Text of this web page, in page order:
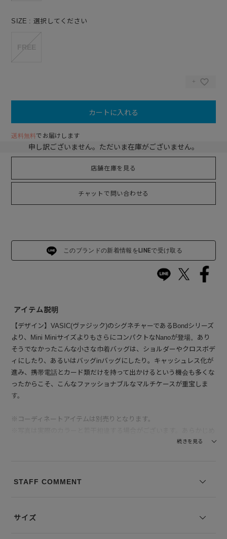
SIZE 選択してください
カートに入れる
送料無料でお届けします
申し訳ございません。ただいま在庫がございません。
店舗在庫を見る
チャットで問い合わせる
このブランドの新着情報をLINEで受け取る
アイテム説明
【デザイン】VASIC(ヴァジック)のシグネチャーであるBondシリーズ
より、Mini MiniサイズよりもさらにコンパクトなNanoが登場。あり
そうでなかったこんな小さな巾着バッグは、ショルダーやクロスボデ
ィにしたり、あるいはバッグinバッグにしたり。キャッシュレス化が
進み、携帯電話とカード類だけを持って出かけるという機会も多くな
ったからこそ、こんなファッショナブルなマルチケースが重宝しま
す。
※コーディネートアイテムは別売りとなります。
続きを見る
STAFF COMMENT
サイズ